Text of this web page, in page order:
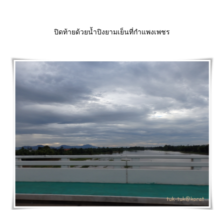
ปิดท้ายด้วยน้ำปิงยามเย็นที่กำแพงเพชร